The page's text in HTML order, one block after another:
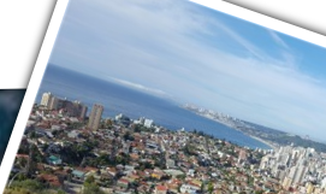
Винья-дель-Мар